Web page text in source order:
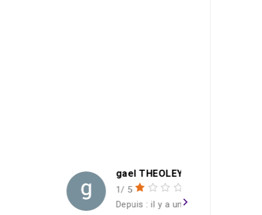
gael THEOLEYRE
1/ 5
Depuis : il y a un an
navigate_next